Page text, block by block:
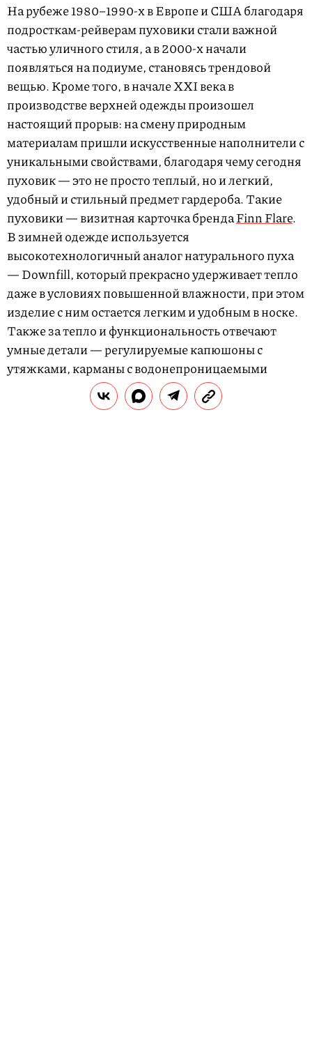
На рубеже 1980–1990-х в Европе и США благодаря
подросткам-рейверам пуховики стали важной
частью уличного стиля, а в 2000-х начали
появляться на подиуме, становясь трендовой
вещью. Кроме того, в начале XXI века в
производстве верхней одежды произошел
настоящий прорыв: на смену природным
материалам пришли искусственные наполнители с
уникальными свойствами, благодаря чему сегодня
пуховик — это не просто теплый, но и легкий,
удобный и стильный предмет гардероба. Такие
пуховики — визитная карточка брендаFinn Flare.
В зимней одежде используется
высокотехнологичный аналог натурального пуха
— Downfill, который прекрасно удерживает тепло
даже в условиях повышенной влажности, при этом
изделие с ним остается легким и удобным в носке.
Также за тепло и функциональность отвечают
умные детали — регулируемые капюшоны с
утяжками, карманы с водонепроницаемыми
застежками, вставки для вентиляции и
внутренние карманы для гаджетов.